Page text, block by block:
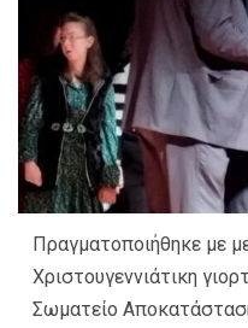
Πραγματοποιήθηκε με
Χριστουγεννιάτικη
Σωματείο